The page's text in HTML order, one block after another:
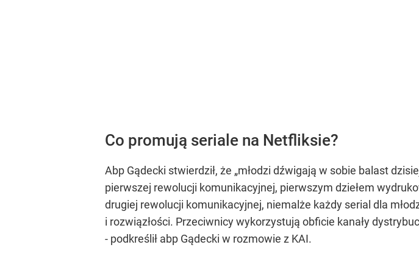
Co promują seriale na Netfliksie?
Abp Gądecki stwierdził, że „młodzi dźwigają w sobie balast
pierwszej rewolucji komunikacyjnej, pierwszym dziełem
drugiej rewolucji komunikacyjnej, niemalże każdy serial dla
i rozwiązłości. Przeciwnicy wykorzystują obficie kanały
- podkreślił abp Gądecki w rozmowie z KAI.